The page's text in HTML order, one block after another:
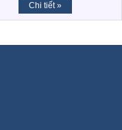
Chi tiết »